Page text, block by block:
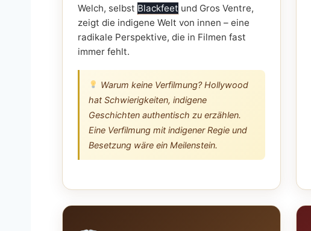
Welch, selbst Blackfeet und Gros Ventre,
zeigt die indigene Welt von innen – eine
radikale Perspektive, die in Filmen fast
immer fehlt.
Warum keine Verfilmung? Hollywood
hat Schwierigkeiten, indigene
Geschichten authentisch zu erzählen.
Eine Verfilmung mit indigener Regie und
Besetzung wäre ein Meilenstein.